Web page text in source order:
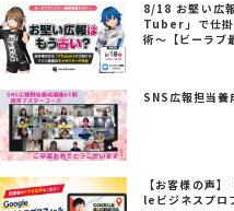
8/18 お堅い広
Tuber」で仕掛
術～【ビーラブ
SNS広報担当養
【お客様の声
leビジネスプロ